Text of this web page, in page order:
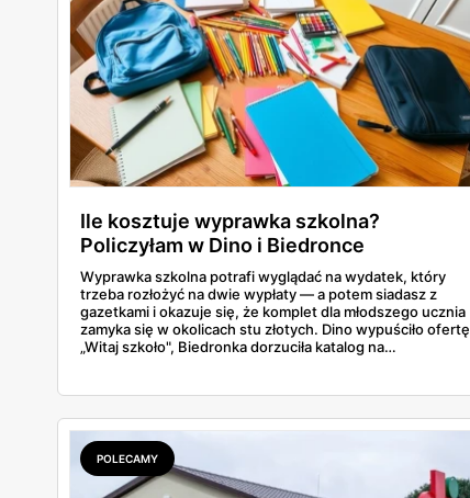
Ile kosztuje wyprawka szkolna?
Policzyłam w Dino i Biedronce
Wyprawka szkolna potrafi wyglądać na wydatek, który
trzeba rozłożyć na dwie wypłaty — a potem siadasz z
gazetkami i okazuje się, że komplet dla młodszego ucznia
zamyka się w okolicach stu złotych. Dino wypuściło ofertę
„Witaj szkoło", Biedronka dorzuciła katalog na
piórniki, plecaki, farby, kleje. Poniżej cała lista przyborów
szkolnych z cenami i terminami.
POLECAMY